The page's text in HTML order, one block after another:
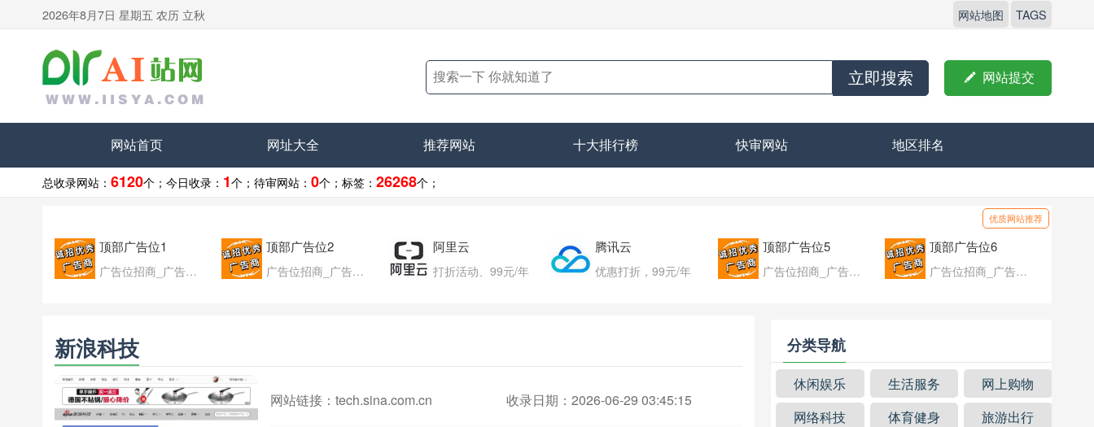
2026年8月7日 星期五 农历 立秋 网站地图 TAGS
立即搜索  网站提交
网站首页 网址大全 推荐网站 十大排行榜 快审网站 地区排名
总收录网站： 6120个； 今日收录： 1个； 待审网站： 0个； 标签： 26268个；
优质网站推荐
顶部广告位1
广告位招商_广告位待售
顶部广告位2
广告位招商_广告位待售
阿里云
打折活动、99元/年
腾讯云
优惠打折，99元/年
顶部广告位5
广告位招商_广告位待售
顶部广告位6
广告位招商_广告位待售
新浪科技
网站链接： tech.sina.com.cn 收录日期：2026-06-29 03:45:15
分类导航
休闲娱乐 生活服务
网上购物
网络科技
体育健身
旅游出行